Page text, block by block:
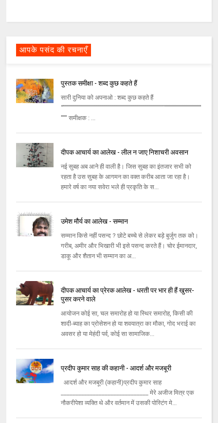
आपके पसंद की रचनाएँ
पुस्तक समीक्षा - शब्द कुछ कहते हैं
सारी दुनिया को अपनाओ : शब्द कुछ कहते हैं
“””””””””””””””””””””””””””””””””””””””””””””””””””””''''''''''''''''''''''''''''''''''''''
'''''' समीक्षक : ...
दीपक आचार्य का आलेख - लील न जाए निशाचरी अवसान
नई सुबह अब आने ही वाली है। जिस सुबह का इंतजार सभी को
रहता है उस सुबह के आगमन का वक्त करीब आता जा रहा है।
हमारे वर्ष का नया सवेरा भले ही प्रकृति के स...
उमेश मौर्य का आलेख - सम्मान
सम्मान किसे नहीं पसन्द ? छोटे बच्चे से लेकर बड़े बुर्जुग तक को।
गरीब, अमीर और भिखारी भी इसे पसन्द करते हैं। चोर ईमानदार,
डाकू और शैतान भी सम्मान का अ...
दीपक आचार्य का प्रेरक आलेख - धरती पर भार ही हैं खुसर-
पुसर करने वाले
आयोजन कोई सा, चल समारोह हो या स्थिर समारोह, किसी की
शादी-ब्याह का प्रोसेशन हो या शवयात्रा का मौका, गोद भराई का
अवसर हो या मेहंदी पर्व, कोई सा सामाजिक...
प्रदीप कुमार साह की कहानी - आदर्श और मजबूरी
आदर्श और मजबूरी (कहानी)प्रदीप कुमार साह
______________________________ मेरे अजीज मित्र एक
नौकरीपेशा व्यक्ति थे और वर्तमान में उसकी पोस्टिंग मे...